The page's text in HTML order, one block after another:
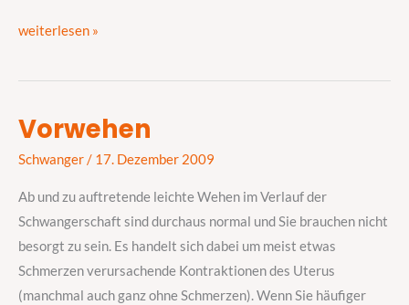
weiterlesen »
Vorwehen
Schwanger/ 17. Dezember 2009
Ab und zu auftretende leichte Wehen im Verlauf der
Schwangerschaft sind durchaus normal und Sie brauchen nicht
besorgt zu sein. Es handelt sich dabei um meist etwas
Schmerzen verursachende Kontraktionen des Uterus
(manchmal auch ganz ohne Schmerzen). Wenn Sie häufiger
Vorwehen